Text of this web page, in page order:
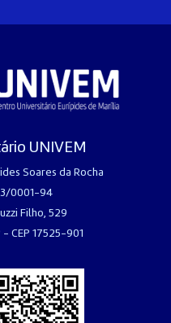
UNIVEM
Soares da Rocha
0001-94
Filho, 529
CEP 17525-901